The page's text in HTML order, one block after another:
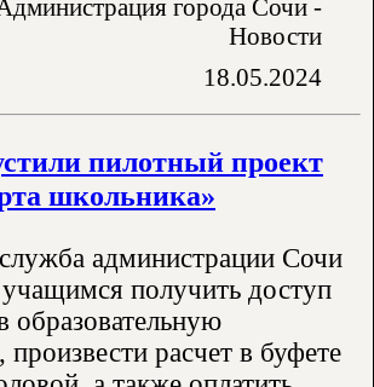
города Сочи -
Новости
18.05.2024
пилотный проект
школьника»
администрации Сочи
получить доступ
образовательную
расчет в буфете